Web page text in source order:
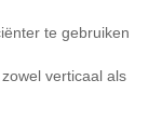
te gebruiken
verticaal als